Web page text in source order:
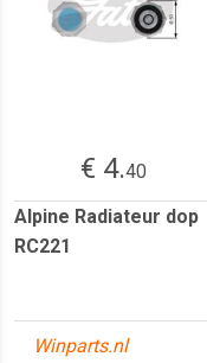
€ 4.40
Alpine Radiateur dop
RC221
Winparts.nl